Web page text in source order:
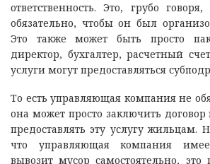
ответственность. Это, грубо
обязательно, чтобы он был
Это также может быть просто
директор, бухгалтер, расчетный
услуги могут предоставляться
То есть управляющая компания не
она может просто заключить
предоставлять эту услугу жильцам.
что управляющая компания
вывозит мусор самостоятельно, это